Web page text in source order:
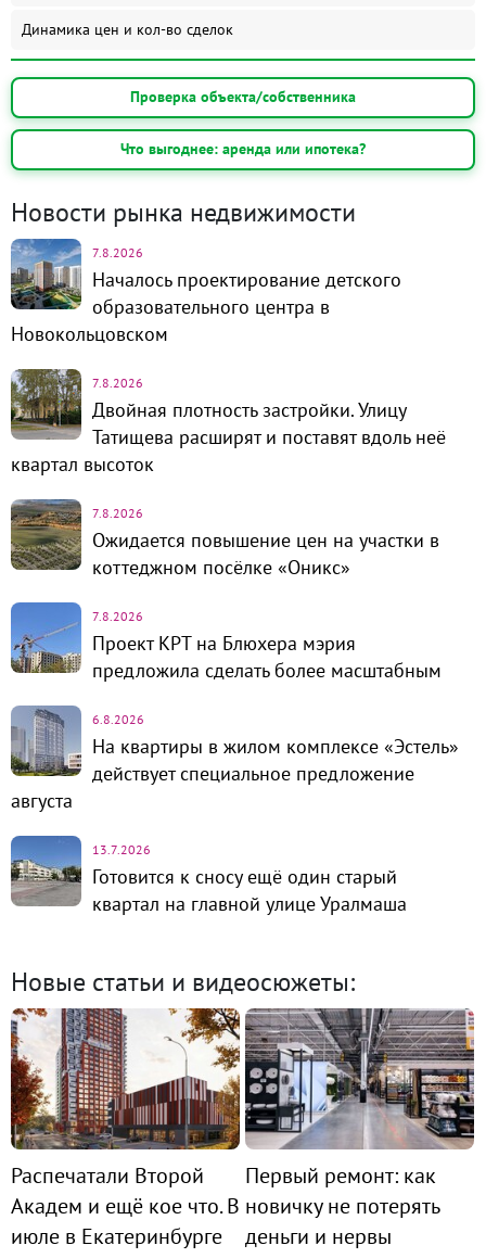
Динамика цен и кол-во сделок
Проверка объекта/собственника
Что выгоднее: аренда или ипотека?
Новости рынка недвижимости
7.8.2026
Началось проектирование детского
образовательного центра в
Новокольцовском
7.8.2026
Двойная плотность застройки. Улицу
Татищева расширят и поставят вдоль неё
квартал высоток
7.8.2026
Ожидается повышение цен на участки в
коттеджном посёлке «Оникс»
7.8.2026
Проект КРТ на Блюхера мэрия
предложила сделать более масштабным
6.8.2026
На квартиры в жилом комплексе «Эстель»
действует специальное предложение
августа
13.7.2026
Готовится к сносу ещё один старый
квартал на главной улице Уралмаша
Новые статьи и видеосюжеты:
Распечатали Второй
Академ и ещё кое что. В
июле в Екатеринбурге
Первый ремонт: как
новичку не потерять
деньги и нервы